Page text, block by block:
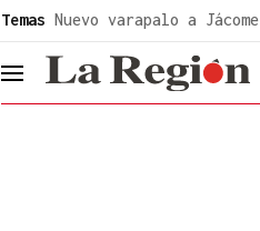
Temas Nuevo varapalo a Jácome
header.menu.open